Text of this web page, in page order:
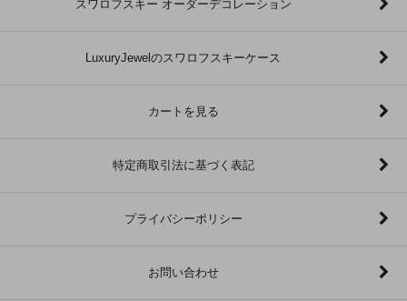
スワロフスキー オーダーデコレーション
LuxuryJewelのスワロフスキーケース
カートを見る
特定商取引法に基づく表記
プライバシーポリシー
お問い合わせ